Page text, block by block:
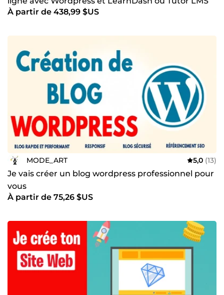
À partir de 438,99 $US
MODE_ART 5,0 (13)
Je vais créer un blog wordpress professionnel pour
vous
À partir de 75,26 $US